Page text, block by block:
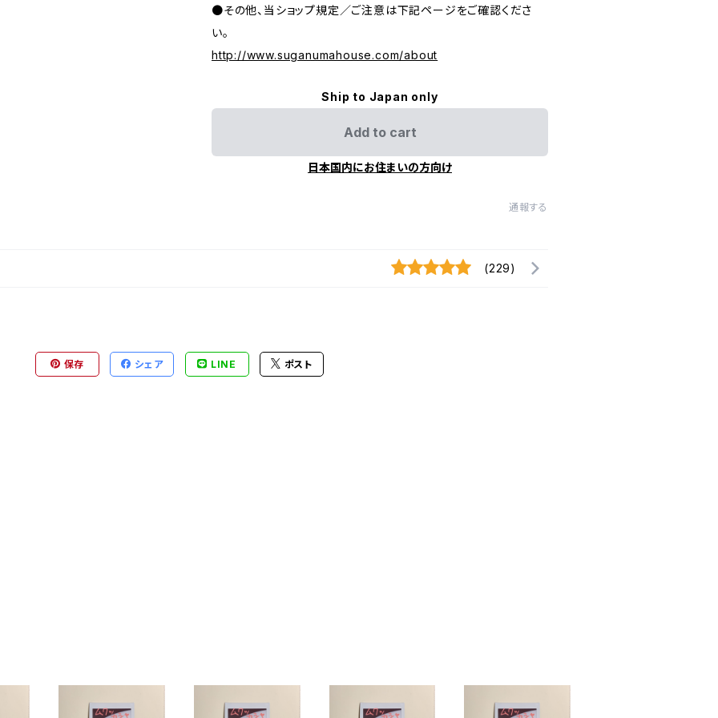
●その他、当ショップ規定／ご注意は下記ページをご確認くださ
い。
http://www.suganumahouse.com/about
Ship to Japan only
Add to cart
日本国内にお住まいの方向け
通報する
(229)
保存 シェア LINE ポスト